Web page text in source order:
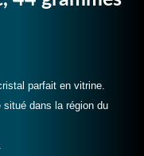
parfait en vitrine.
dans la région du